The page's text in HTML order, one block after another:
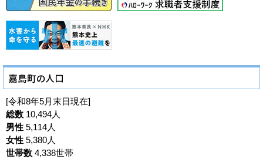
[令和8年5月末日現在]
総数 10,494人
男性 5,114人
女性 5,380人
世帯数 4,338世帯